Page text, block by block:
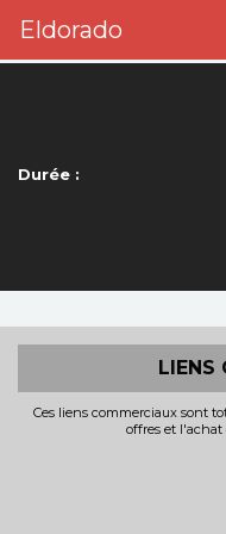
Eldorado
Durée :
LIENS
Ces liens commerciaux sont
offres et